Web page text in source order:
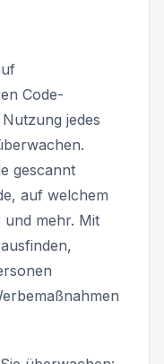
Code-
jedes
gescannt
auf welchem
mehr. Mit